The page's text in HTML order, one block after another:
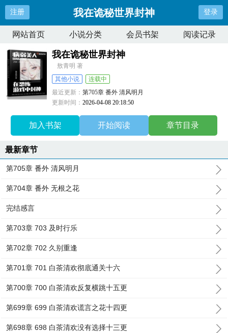
注册 我在诡秘世界封神 登录
网站首页 小说分类 会员书架 阅读记录
我在诡秘世界封神
敖青明 著
其他小说
连载中
最近更新：第705章 番外 清风明月
更新时间：2026-04-08 20:18:50
加入书架 开始阅读 章节目录
最新章节
第705章 番外 清风明月
第704章 番外 无根之花
完结感言
第703章 703 及时行乐
第702章 702 久别重逢
第701章 701 白茶清欢彻底通关十六
第700章 700 白茶清欢反复横跳十五更
第699章 699 白茶清欢谎言之花十四更
第698章 698 白茶清欢没有选择十三更